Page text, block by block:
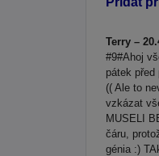
Terry –
#9#Ahoj
pátek
(( Ale to
vzkázat
MUSELI
čáru,
génia :)